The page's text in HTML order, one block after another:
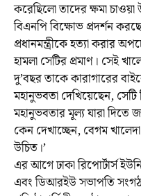
করেছিলো তাদের ক্ষমা
বিএনপি বিক্ষোভ প্রদর্শন
প্রধানমন্ত্রীকে হত্যা করার
হামলা সেটির প্রমাণ। সেই
দু’বছর তাকে কারাগারের
মহানুভবতা দেখিয়েছেন,
মহানুভবতার মূল্য যারা দিতে
কেন দেখাচ্ছেন, বেগম
উচিত।’
এর আগে ঢাকা রিপোর্টার্স
এবং ডিআরইউ সভাপতি